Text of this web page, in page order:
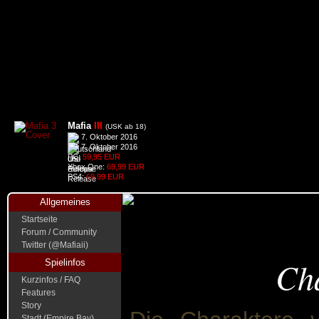
Mafia (USK ab 18)
7. Oktober 2016
7. Oktober 2016
PC: 59,95 EUR
Xbox One: 69,99 EUR
PS4:69,99 EUR
Allgemeines
Startseite
Forum / Community
Twitter (@Mafiaii)
Spielinfos
Kurzinfos / FAQ
Features
Story